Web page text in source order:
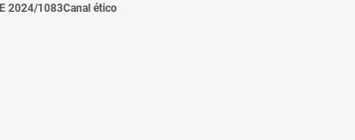
2024/1083Canal ético